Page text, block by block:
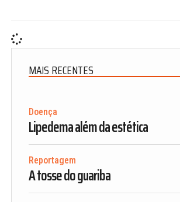
MAIS RECENTES
Doença
Lipedema além da estética
Reportagem
A tosse do guariba